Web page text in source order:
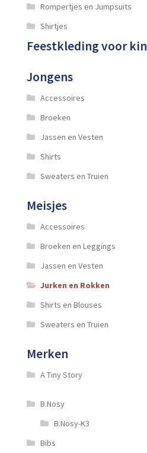
Rompertjes en Jumpsuits
Shirtjes
Feestkleding voor
Jongens
Accessoires
Broeken
Jassen en Vesten
Shirts
Sweaters en Truien
Meisjes
Accessoires
Broeken en Leggings
Jassen en Vesten
Jurken en Rokken
Shirts en Blouses
Sweaters en Truien
Merken
A Tiny Story
B.Nosy
B.Nosy-K3
Bibs